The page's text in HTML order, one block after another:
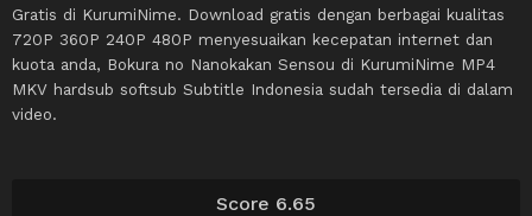
Score 6.65
Gratis di KurumiNime. Download gratis dengan berbagai kualitas
720P 360P 240P 480P menyesuaikan kecepatan internet dan
kuota anda, Bokura no Nanokakan Sensou di KurumiNime MP4
MKV hardsub softsub Subtitle Indonesia sudah tersedia di dalam
video.